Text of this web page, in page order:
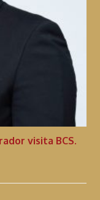
visita BCS.